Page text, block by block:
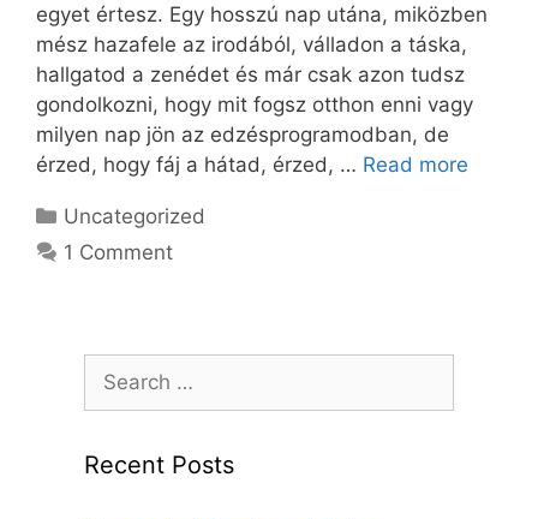
egyet értesz. Egy hosszú nap utána, miközben
mész hazafele az irodából, válladon a táska,
hallgatod a zenédet és már csak azon tudsz
gondolkozni, hogy mit fogsz otthon enni vagy
milyen nap jön az edzésprogramodban, de
érzed, hogy fáj a hátad, érzed, … Read more
Categories
Uncategorized
1 Comment
for:
Recent Posts